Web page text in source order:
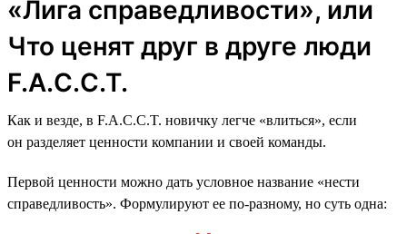
«Лига справедливости», или
Что ценят друг в друге люди
F.A.C.C.T.
Как и везде, в F.A.C.C.T. новичку легче «влиться», если
он разделяет ценности компании и своей команды.
Первой ценности можно дать условное название «нести
справедливость». Формулируют ее по-разному, но суть одна: